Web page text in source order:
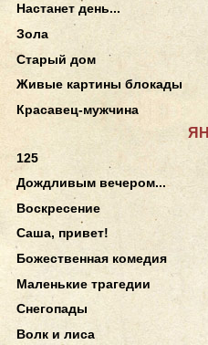
Настанет день...
Зола
Старый дом
Живые картины блокады
Красавец-мужчина
125
Дождливым вечером...
Воскресение
Саша, привет!
Божественная комедия
Маленькие трагедии
Снегопады
Волк и лиса